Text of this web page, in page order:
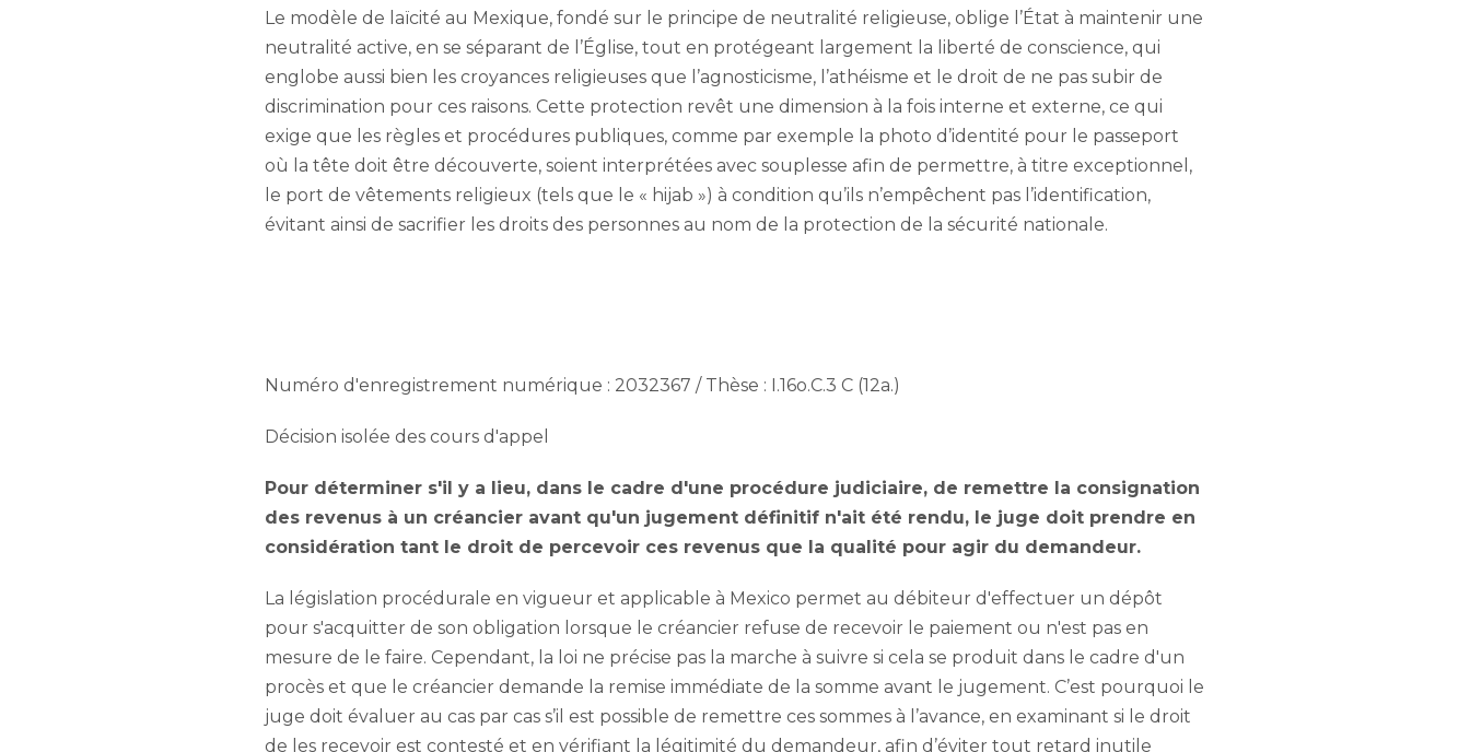
Le modèle de laïcité au Mexique, fondé sur le principe de neutralité religieuse, oblige l’État à maintenir une
neutralité active, en se séparant de l’Église, tout en protégeant largement la liberté de conscience, qui
englobe aussi bien les croyances religieuses que l’agnosticisme, l’athéisme et le droit de ne pas subir de
discrimination pour ces raisons. Cette protection revêt une dimension à la fois interne et externe, ce qui
exige que les règles et procédures publiques, comme par exemple la photo d’identité pour le passeport
où la tête doit être découverte, soient interprétées avec souplesse afin de permettre, à titre exceptionnel,
le port de vêtements religieux (tels que le « hijab ») à condition qu’ils n’empêchent pas l’identification,
évitant ainsi de sacrifier les droits des personnes au nom de la protection de la sécurité nationale.
Numéro d'enregistrement numérique : 2032367 / Thèse : I.16o.C.3 C (12a.)
Décision isolée des cours d'appel
Pour déterminer s'il y a lieu, dans le cadre d'une procédure judiciaire, de remettre la consignation
des revenus à un créancier avant qu'un jugement définitif n'ait été rendu, le juge doit prendre en
considération tant le droit de percevoir ces revenus que la qualité pour agir du demandeur.
La législation procédurale en vigueur et applicable à Mexico permet au débiteur d'effectuer un dépôt
pour s'acquitter de son obligation lorsque le créancier refuse de recevoir le paiement ou n'est pas en
mesure de le faire. Cependant, la loi ne précise pas la marche à suivre si cela se produit dans le cadre d'un
procès et que le créancier demande la remise immédiate de la somme avant le jugement. C’est pourquoi le
juge doit évaluer au cas par cas s’il est possible de remettre ces sommes à l’avance, en examinant si le droit
de les recevoir est contesté et en vérifiant la légitimité du demandeur, afin d’éviter tout retard inutile